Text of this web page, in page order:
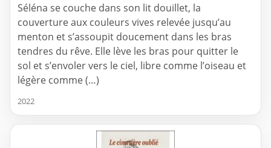
Séléna se couche dans son lit douillet, la
couverture aux couleurs vives relevée jusqu’au
menton et s’assoupit doucement dans les bras
tendres du rêve. Elle lève les bras pour quitter le
sol et s’envoler vers le ciel, libre comme l’oiseau et
légère comme (…)
2022